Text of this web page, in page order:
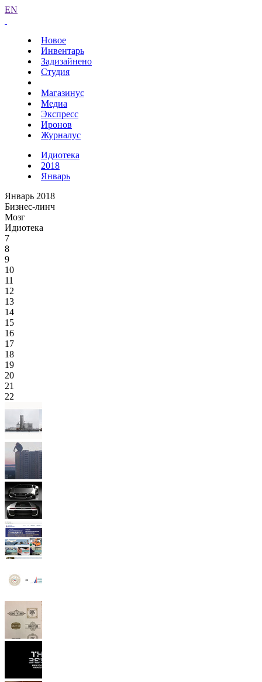
EN
Новое
Инвентарь
Задизайнено
Студия
Магазинус
Медиа
Экспресс
Иронов
Журналус
Идиотека
2018
Январь
Январь 2018
Бизнес-линч
Мозг
Идиотека
7
8
9
10
11
12
13
14
15
16
17
18
19
20
21
22